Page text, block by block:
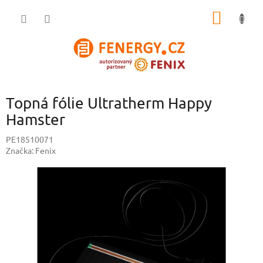
Topná fólie Ultratherm Happy
Hamster
PE18510071
Značka: Fenix